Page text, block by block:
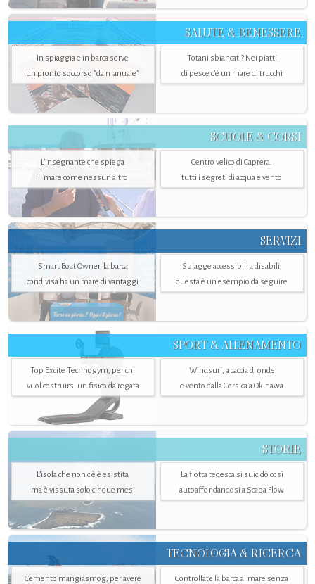
SALUTE & BENESSERE
In spiaggia e in barca serve
un pronto soccorso "da manuale"
Totani sbiancati? Nei piatti
di pesce c'è un mare di trucchi
SCUOLE & CORSI
L'insegnante che spiega
il mare come nessun altro
Centro velico di Caprera,
tutti i segreti di acqua e vento
SERVIZI
Smart Boat Owner, la barca
condivisa ha un mare di vantaggi
Spiagge accessibili a disabili:
questa è un esempio da seguire
SPORT & ALLENAMENTO
Top Excite Technogym, per chi
vuol costruirsi un fisico da regata
Windsurf, a caccia di onde
e vento dalla Corsica a Okinawa
STORIE
L’isola che non c'è è esistita
ma è vissuta solo cinque mesi
La flotta tedesca si suicidò così
autoaffondandosi a Scapa Flow
TECNOLOGIA & RICERCA
Cemento mangiasmog, per avere
Controllate la barca al mare senza